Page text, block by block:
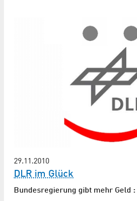
29.11.2010
DLR im Glück
Bundesregierung gibt mehr Geld :